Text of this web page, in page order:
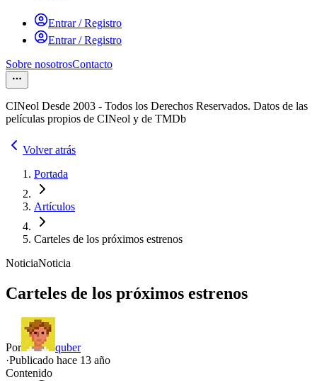
Entrar / Registro
Entrar / Registro
Sobre nosotrosContacto
CINeol Desde 2003 - Todos los Derechos Reservados. Datos de las
películas propios de CINeol y de TMDb
Volver atrás
Portada
Artículos
Carteles de los próximos estrenos
NoticiaNoticia
Carteles de los próximos estrenos
Por
quber
·Publicado hace 13 año
Contenido